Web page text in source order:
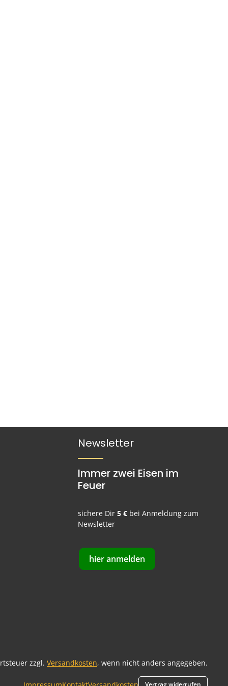
Newsletter
Immer zwei Eisen im
Feuer
sichere Dir5 € bei Anmeldung zum
Newsletter
hier anmelden
zzgl. Versandkosten, wenn nicht anders angegeben.
Vertrag widerrufen